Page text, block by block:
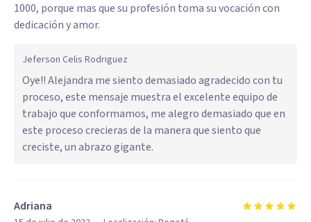
1000, porque mas que su profesión toma su vocación con
dedicación y amor.
Jeferson Celis Rodriguez
Oye!! Alejandra me siento demasiado agradecido con tu
proceso, este mensaje muestra el excelente equipo de
trabajo que conformamos, me alegro demasiado que en
este proceso crecieras de la manera que siento que
creciste, un abrazo gigante.
Adriana